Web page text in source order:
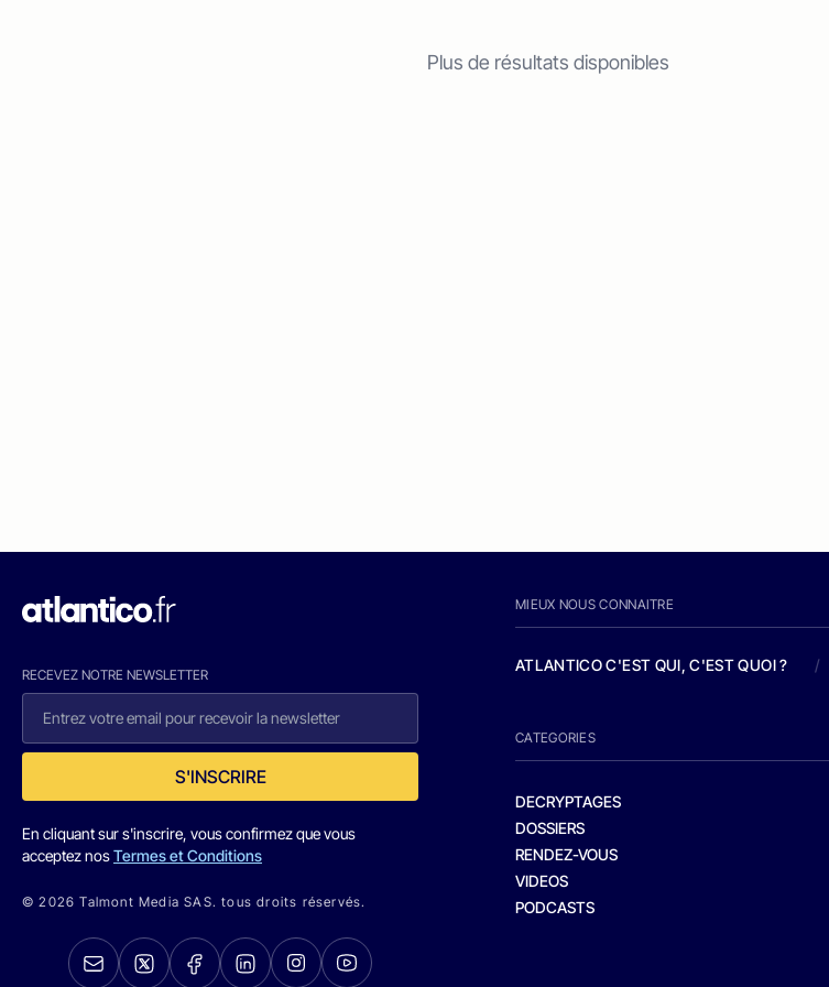
Plus de résultats disponibles
RECEVEZ NOTRE NEWSLETTER
S'INSCRIRE
En cliquant sur s'inscrire, vous confirmez que vous
acceptez nosTermes et Conditions
© 2026 Talmont Media SAS. tous droits réservés.
MIEUX NOUS CONNAITRE
ATLANTICO C'EST QUI, C'EST QUOI ? /
CATEGORIES
DECRYPTAGES
DOSSIERS
RENDEZ-VOUS
VIDEOS
PODCASTS